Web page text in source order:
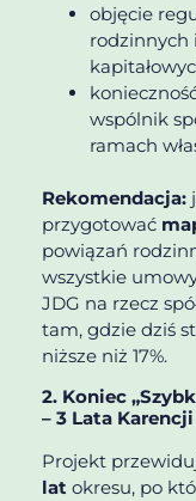
objęcie
rodzinnych
wspólnik
ramach
Rekomendacja:
przygotować
powiązań
wszystkie
JDG na rzecz
tam, gdzie dziś
niższe niż 17%.
2. Koniec
– 3 Lata Karencji
Projekt
lat okresu, po